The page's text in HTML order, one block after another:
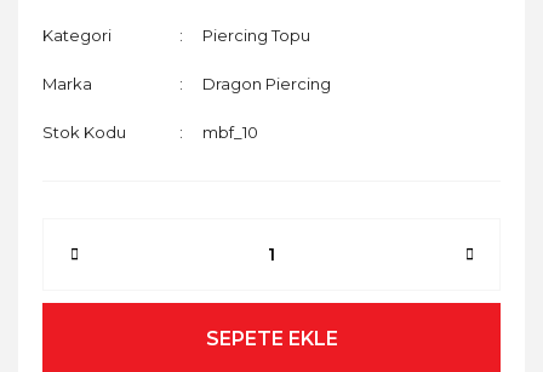
Kategori Piercing Topu
Marka Dragon Piercing
Stok Kodu mbf_10
SEPETE EKLE